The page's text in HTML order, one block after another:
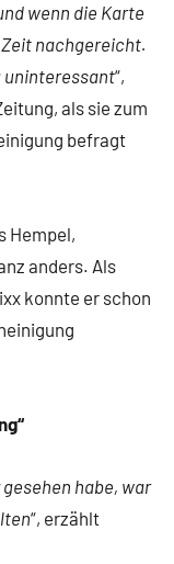
wenn die Karte
nachgereicht.
uninteressant“,
als sie zum
befragt
Hempel,
anders. Als
konnte er schon
habe, war
“, erzählt